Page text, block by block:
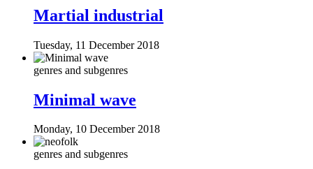
Martial industrial
Tuesday, 11 December 2018
genres and subgenres
Minimal wave
Monday, 10 December 2018
genres and subgenres